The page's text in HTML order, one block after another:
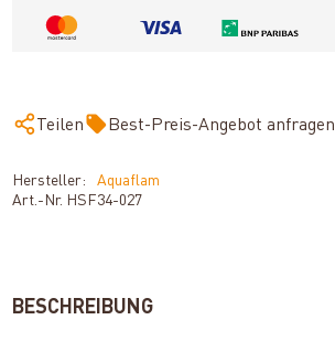
Teilen Best-Preis-Angebot anfragen
Hersteller:
Aquaflam
Art.-Nr. HSF34-027
BESCHREIBUNG